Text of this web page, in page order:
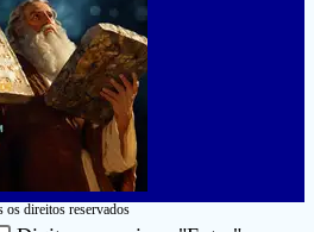
direitos reservados